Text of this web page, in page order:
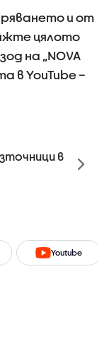
и от
цялото
на „NOVA
в YouTube –
в
Youtube